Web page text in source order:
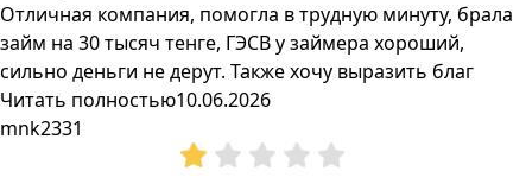
Отличная компания, помогла в трудную минуту, брала
займ на 30 тысяч тенге, ГЭСВ у займера хороший,
сильно деньги не дерут. Также хочу выразить благ
Читать полностью10.06.2026
mnk2331